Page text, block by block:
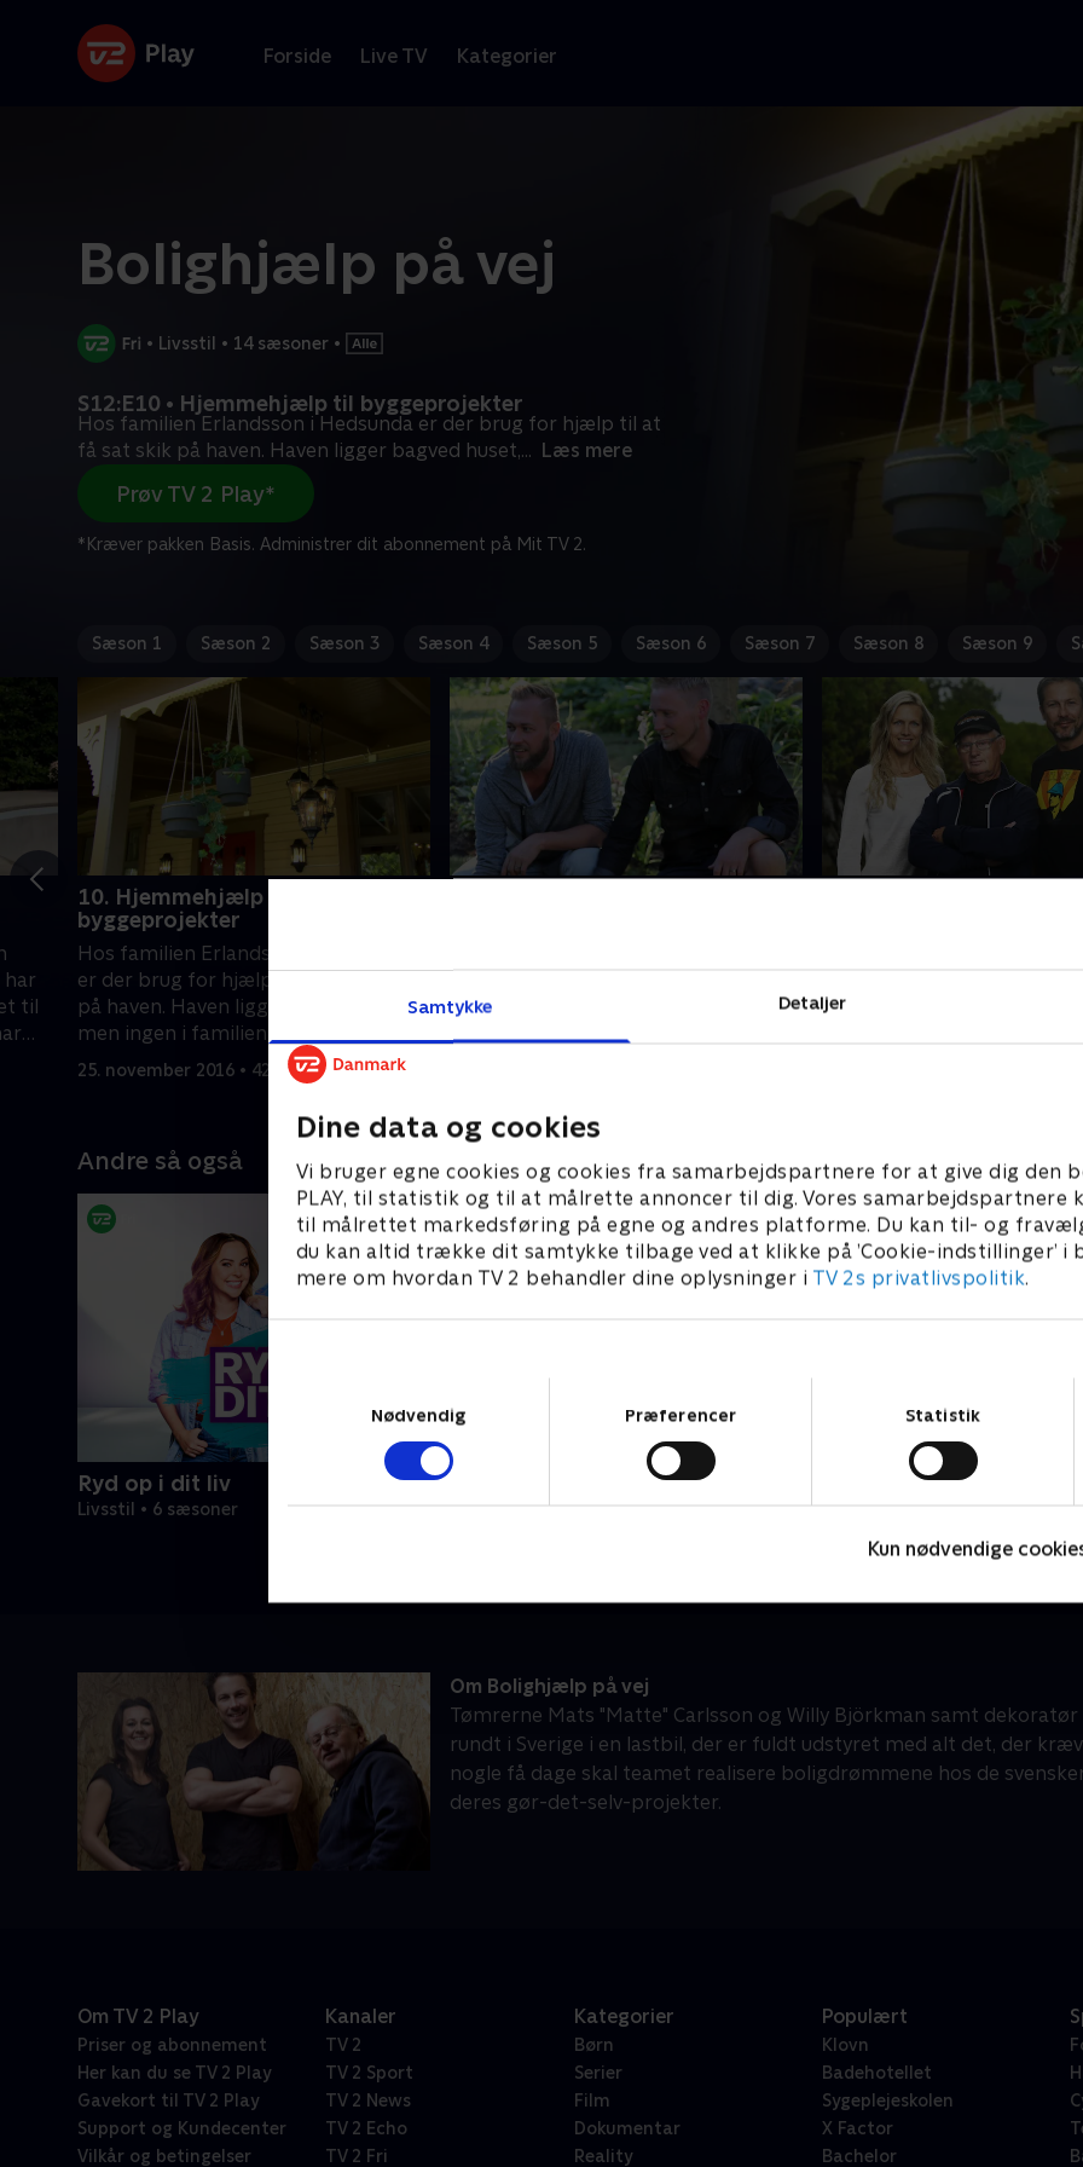
Samtykke Detaljer
Dine data og cookies
Vi bruger egne cookies og cookies fra samarbejdspartnere for at give dig den
PLAY, til statistik og til at målrette annoncer til dig. Vores samarbejdspartnere
til målrettet markedsføring på egne og andres platforme. Du kan til- og
du kan altid trække dit samtykke tilbage ved at klikke på ’Cookie-indstillinger’ i
mere om hvordan TV 2 behandler dine oplysninger i TV 2s privatlivspolitik.
Nødvendig
Præferencer Statistik
Kun nødvendige
Forside Live TV Kategorier
Bolighjælp på vej
• Livsstil • 14 sæsoner •
S12:E10 • Hjemmehjælp til byggeprojekter
Hos familien Erlandsson i Hedsunda er der brug for hjælp til at
få sat skik på haven. Haven ligger bagved huset,... Læs mere
Prøv TV 2 Play*
*Kræver pakken Basis. Administrer dit abonnement på Mit TV 2.
Sæson 1 Sæson 2 Sæson 3 Sæson 4 Sæson 5 Sæson 6 Sæson 7 Sæson 8 Sæson 9
har
til
10. Hjemmehjælp til
byggeprojekter
Hos familien Erlandsson i Hedsunda
er der brug for hjælp til at få sat skik
på haven. Haven ligger bagved huset,
men ingen i familien bruger området.
Det kommer de til, når Matte, Willy og
Lotta har været på besøg.
25. november 2016 • 42 min
hus selv. De glemte dog lige at give en
kærlig hånd til deres grund. Teamet
vandfald og et gæstehus op.
køkken. Derfor er der
Andre så også
Ryd op i dit liv
Livsstil • 6 sæsoner
Beliggenhed, beliggenhed, beliggenhed
Om Bolighjælp på vej
Tømrerne Mats "Matte" Carlsson og Willy Björkman samt
rundt i Sverige i en lastbil, der er fuldt udstyret med alt det, der
nogle få dage skal teamet realisere boligdrømmene hos de
deres gør-det-selv-projekter.
Om TV 2 Play
Priser og abonnement
Her kan du se TV 2 Play
Gavekort til TV 2 Play
Support og Kundecenter
Vilkår og betingelser
Kanaler
TV 2
TV 2 Sport
TV 2 News
TV 2 Echo
TV 2 Fri
Kategorier
Børn
Serier
Film
Dokumentar
Reality
Populært
Klovn
Badehotellet
Sygeplejeskolen
X Factor
Bachelor